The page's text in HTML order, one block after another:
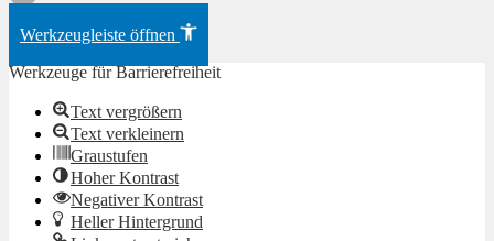
Werkzeugleiste öffnen
Werkzeuge für Barrierefreiheit
Text vergrößern
Text verkleinern
Graustufen
Hoher Kontrast
Negativer Kontrast
Heller Hintergrund